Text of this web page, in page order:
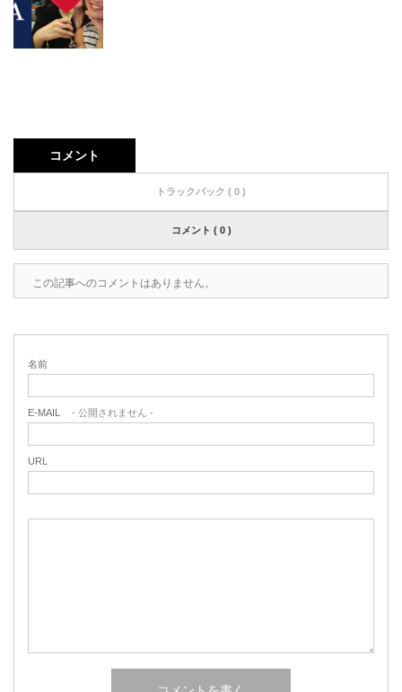
コメント
トラックバック ( 0 )
コメント ( 0 )
この記事へのコメントはありません。
名前
E-MAIL - 公開されません -
URL